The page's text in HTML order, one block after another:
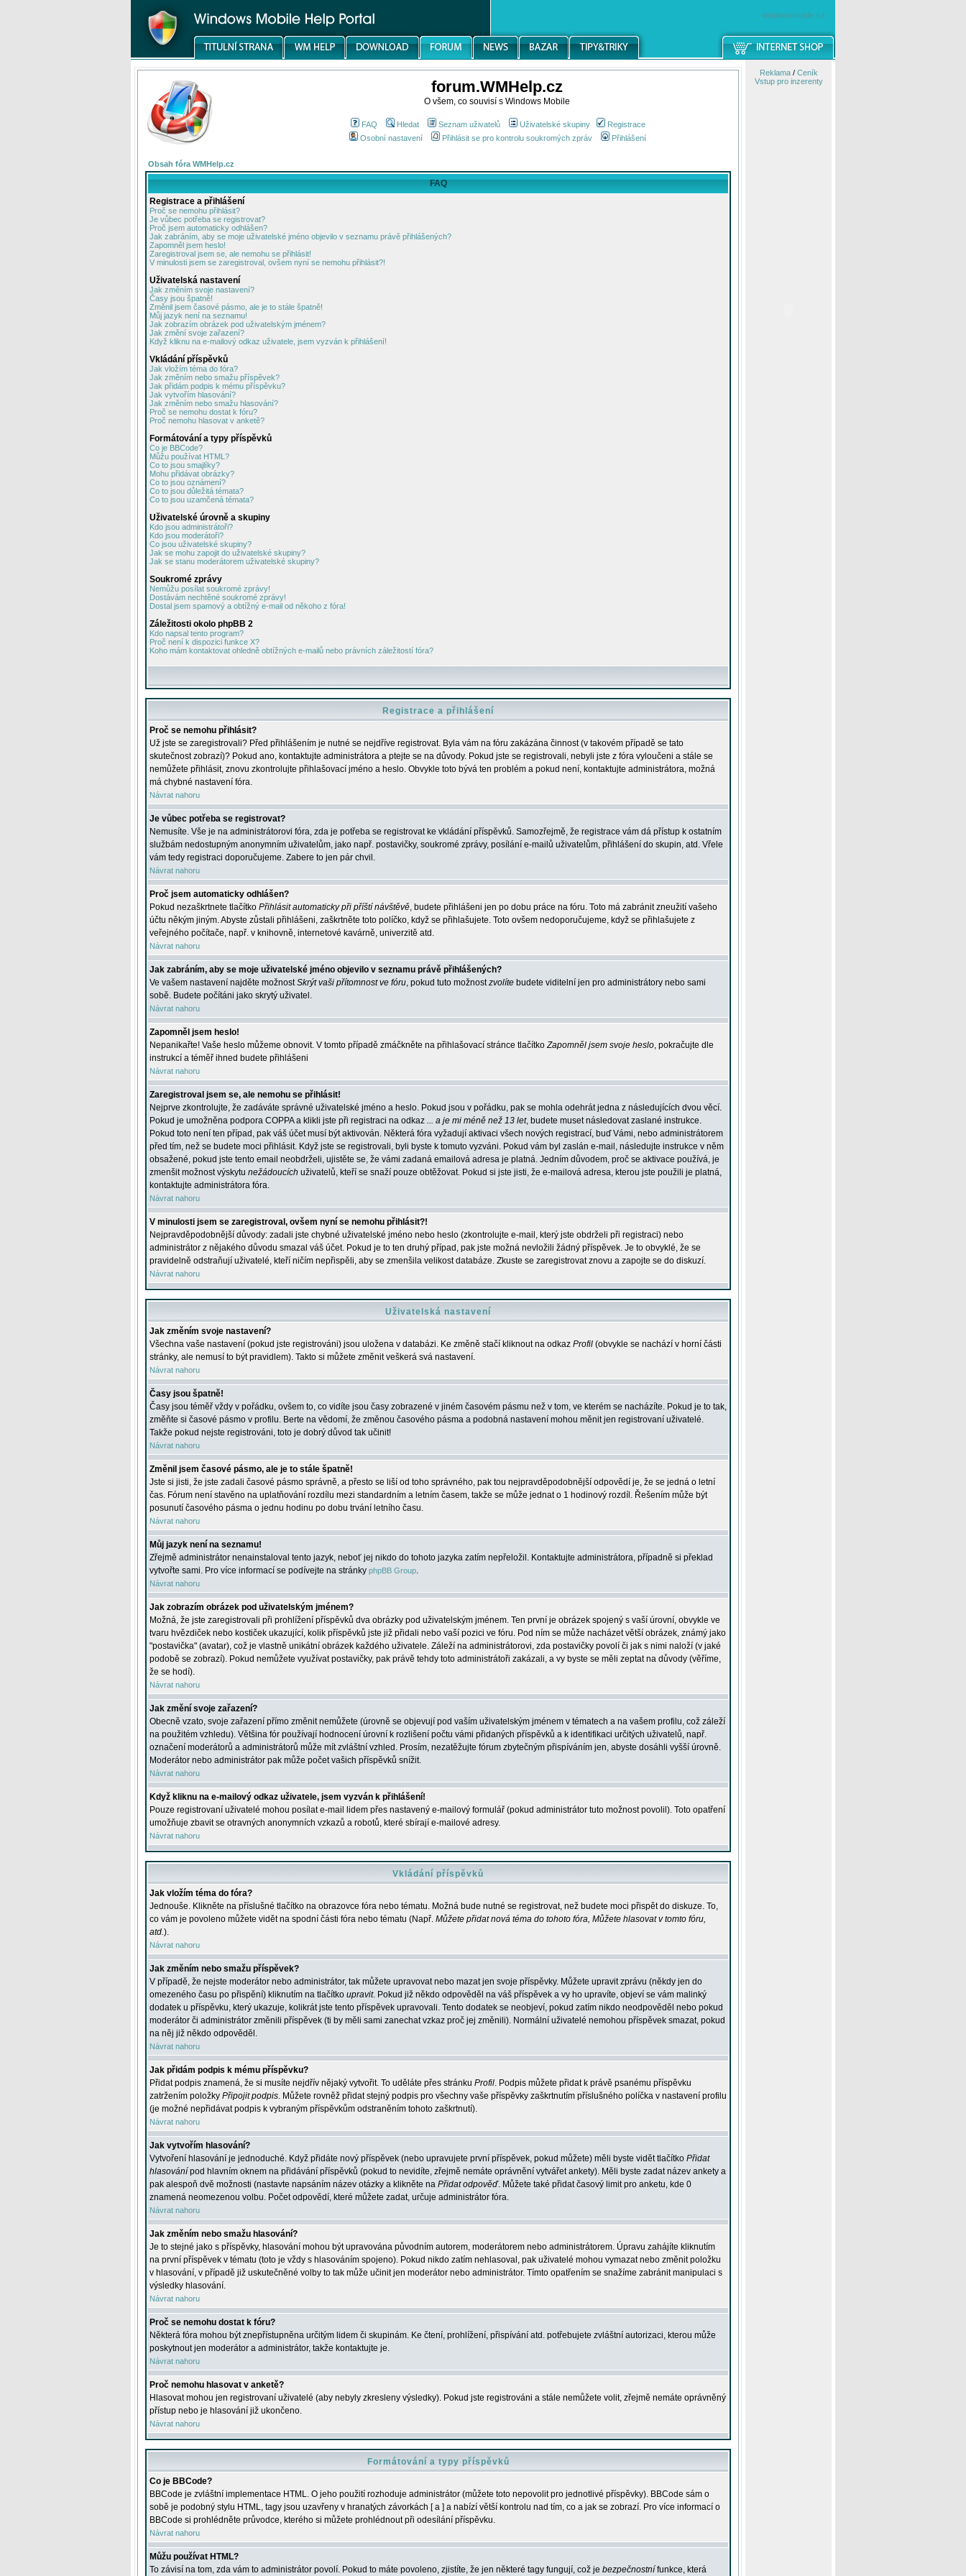
windowsmobile.cz
forum.WMHelp.cz
O všem, co souvisí s Windows Mobile
FAQ Hledat Seznam uživatelů Uživatelské skupiny
Registrace
Osobní nastavení
Přihlásit se pro kontrolu soukromých zpráv Přihlášení
Obsah fóra WMHelp.cz
FAQ
Registrace a přihlášení
Proč se nemohu přihlásit?
Je vůbec potřeba se registrovat?
Proč jsem automaticky odhlášen?
Jak zabráním, aby se moje uživatelské jméno objevilo v seznamu právě přihlášených?
Zapomněl jsem heslo!
Zaregistroval jsem se, ale nemohu se přihlásit!
V minulosti jsem se zaregistroval, ovšem nyní se nemohu přihlásit?!
Uživatelská nastavení
Jak změním svoje nastavení?
Časy jsou špatně!
Změnil jsem časové pásmo, ale je to stále špatně!
Můj jazyk není na seznamu!
Jak zobrazím obrázek pod uživatelským jménem?
Jak změní svoje zařazení?
Když kliknu na e-mailový odkaz uživatele, jsem vyzván k přihlášení!
Vkládání příspěvků
Jak vložím téma do fóra?
Jak změním nebo smažu příspěvek?
Jak přidám podpis k mému příspěvku?
Jak vytvořím hlasování?
Jak změním nebo smažu hlasování?
Proč se nemohu dostat k fóru?
Proč nemohu hlasovat v anketě?
Formátování a typy příspěvků
Co je BBCode?
Můžu používat HTML?
Co to jsou smajlíky?
Mohu přidávat obrázky?
Co to jsou oznámení?
Co to jsou důležitá témata?
Co to jsou uzamčená témata?
Uživatelské úrovně a skupiny
Kdo jsou administrátoři?
Kdo jsou moderátoři?
Co jsou uživatelské skupiny?
Jak se mohu zapojit do uživatelské skupiny?
Jak se stanu moderátorem uživatelské skupiny?
Soukromé zprávy
Nemůžu posílat soukromé zprávy!
Dostávám nechtěné soukromé zprávy!
Dostal jsem spamový a obtížný e-mail od někoho z fóra!
Záležitosti okolo phpBB 2
Kdo napsal tento program?
Proč není k dispozici funkce X?
Koho mám kontaktovat ohledně obtížných e-mailů nebo právních záležitostí fóra?
Registrace a přihlášení
Proč se nemohu přihlásit?
Už jste se zaregistrovali? Před přihlášením je nutné se nejdříve registrovat. Byla vám na fóru zakázána činnost (v takovém případě se tato
skutečnost zobrazí)? Pokud ano, kontaktujte administrátora a ptejte se na důvody. Pokud jste se registrovali, nebyli jste z fóra vyloučeni a stále se
nemůžete přihlásit, znovu zkontrolujte přihlašovací jméno a heslo. Obvykle toto bývá ten problém a pokud není, kontaktujte administrátora, možná
má chybné nastavení fóra.
Návrat nahoru
Je vůbec potřeba se registrovat?
Nemusíte. Vše je na administrátorovi fóra, zda je potřeba se registrovat ke vkládání příspěvků. Samozřejmě, že registrace vám dá přístup k ostatním
službám nedostupným anonymním uživatelům, jako např. postavičky, soukromé zprávy, posílání e-mailů uživatelům, přihlášení do skupin, atd. Vřele
vám tedy registraci doporučujeme. Zabere to jen pár chvil.
Návrat nahoru
Proč jsem automaticky odhlášen?
Pokud nezaškrtnete tlačítko Přihlásit automaticky při příští návštěvě, budete přihlášeni jen po dobu práce na fóru. Toto má zabránit zneužití vašeho
účtu někým jiným. Abyste zůstali přihlášeni, zaškrtněte toto políčko, když se přihlašujete. Toto ovšem nedoporučujeme, když se přihlašujete z
veřejného počítače, např. v knihovně, internetové kavárně, univerzitě atd.
Návrat nahoru
Jak zabráním, aby se moje uživatelské jméno objevilo v seznamu právě přihlášených?
Ve vašem nastavení najděte možnostSkrýt vaši přítomnost ve fóru, pokud tuto možnostzvolíte budete viditelní jen pro administrátory nebo sami
sobě. Budete počítáni jako skrytý uživatel.
Návrat nahoru
Zapomněl jsem heslo!
Nepanikařte! Vaše heslo můžeme obnovit. V tomto případě zmáčkněte na přihlašovací stránce tlačítkoZapomněl jsem svoje heslo, pokračujte dle
instrukcí a téměř ihned budete přihlášeni
Návrat nahoru
Zaregistroval jsem se, ale nemohu se přihlásit!
Nejprve zkontrolujte, že zadáváte správné uživatelské jméno a heslo. Pokud jsou v pořádku, pak se mohla odehrát jedna z následujících dvou věcí.
Pokud je umožněna podpora COPPA a klikli jste při registraci na odkaz ... a je mi méně než 13 let, budete muset následovat zaslané instrukce.
Pokud toto není ten případ, pak váš účet musí být aktivován. Některá fóra vyžadují aktivaci všech nových registrací, buď Vámi, nebo administrátorem
před tím, než se budete moci přihlásit. Když jste se registrovali, byli byste k tomuto vyzváni. Pokud vám byl zaslán e-mail, následujte instrukce v něm
obsažené, pokud jste tento email neobdrželi, ujistěte se, že vámi zadaná emailová adresa je platná. Jedním důvodem, proč se aktivace používá, je
zmenšit možnost výskytu nežádoucích uživatelů, kteří se snaží pouze obtěžovat. Pokud si jste jisti, že e-mailová adresa, kterou jste použili je platná,
kontaktujte administrátora fóra.
Návrat nahoru
V minulosti jsem se zaregistroval, ovšem nyní se nemohu přihlásit?!
Nejpravděpodobnější důvody: zadali jste chybné uživatelské jméno nebo heslo (zkontrolujte e-mail, který jste obdrželi při registraci) nebo
administrátor z nějakého důvodu smazal váš účet. Pokud je to ten druhý případ, pak jste možná nevložili žádný příspěvek. Je to obvyklé, že se
pravidelně odstraňují uživatelé, kteří ničím nepřispěli, aby se zmenšila velikost databáze. Zkuste se zaregistrovat znovu a zapojte se do diskuzí.
Návrat nahoru
Uživatelská nastavení
Jak změním svoje nastavení?
Všechna vaše nastavení (pokud jste registrováni) jsou uložena v databázi. Ke změně stačí kliknout na odkaz Profil (obvykle se nachází v horní části
stránky, ale nemusí to být pravidlem). Takto si můžete změnit veškerá svá nastavení.
Návrat nahoru
Časy jsou špatně!
Časy jsou téměř vždy v pořádku, ovšem to, co vidíte jsou časy zobrazené v jiném časovém pásmu než v tom, ve kterém se nacházíte. Pokud je to tak,
změňte si časové pásmo v profilu. Berte na vědomí, že změnou časového pásma a podobná nastavení mohou měnit jen registrovaní uživatelé.
Takže pokud nejste registrováni, toto je dobrý důvod tak učinit!
Návrat nahoru
Změnil jsem časové pásmo, ale je to stále špatně!
Jste si jisti, že jste zadali časové pásmo správně, a přesto se liší od toho správného, pak tou nejpravděpodobnější odpovědí je, že se jedná o letní
čas. Fórum není stavěno na uplatňování rozdílu mezi standardním a letním časem, takže se může jednat o 1 hodinový rozdíl. Řešením může být
posunutí časového pásma o jednu hodinu po dobu trvání letního času.
Návrat nahoru
Můj jazyk není na seznamu!
Zřejmě administrátor nenainstaloval tento jazyk, neboť jej nikdo do tohoto jazyka zatím nepřeložil. Kontaktujte administrátora, případně si překlad
vytvořte sami. Pro více informací se podívejte na stránky phpBB Group.
Návrat nahoru
Jak zobrazím obrázek pod uživatelským jménem?
Možná, že jste zaregistrovali při prohlížení příspěvků dva obrázky pod uživatelským jménem. Ten první je obrázek spojený s vaší úrovní, obvykle ve
tvaru hvězdiček nebo kostiček ukazující, kolik příspěvků jste již přidali nebo vaší pozici ve fóru. Pod ním se může nacházet větší obrázek, známý jako
"postavička" (avatar), což je vlastně unikátní obrázek každého uživatele. Záleží na administrátorovi, zda postavičky povolí či jak s nimi naloží (v jaké
podobě se zobrazí). Pokud nemůžete využívat postavičky, pak právě tehdy toto administrátoři zakázali, a vy byste se měli zeptat na důvody (věříme,
že se hodí).
Návrat nahoru
Jak změní svoje zařazení?
Obecně vzato, svoje zařazení přímo změnit nemůžete (úrovně se objevují pod vaším uživatelským jménem v tématech a na vašem profilu, což záleží
na použitém vzhledu). Většina fór používají hodnocení úrovní k rozlišení počtu vámi přidaných příspěvků a k identifikaci určitých uživatelů, např.
označení moderátorů a administrátorů může mít zvláštní vzhled. Prosím, nezatěžujte fórum zbytečným přispíváním jen, abyste dosáhli vyšší úrovně.
Moderátor nebo administrátor pak může počet vašich příspěvků snížit.
Návrat nahoru
Když kliknu na e-mailový odkaz uživatele, jsem vyzván k přihlášení!
Pouze registrovaní uživatelé mohou posílat e-mail lidem přes nastavený e-mailový formulář (pokud administrátor tuto možnost povolil). Toto opatření
umožňuje zbavit se otravných anonymních vzkazů a robotů, které sbírají e-mailové adresy.
Návrat nahoru
Vkládání příspěvků
Jak vložím téma do fóra?
Jednouše. Klikněte na příslušné tlačítko na obrazovce fóra nebo tématu. Možná bude nutné se registrovat, než budete moci přispět do diskuze. To,
co vám je povoleno můžete vidět na spodní části fóra nebo tématu (Např. Můžete přidat nová téma do tohoto fóra, Můžete hlasovat v tomto fóru,
atd.).
Návrat nahoru
Jak změním nebo smažu příspěvek?
V případě, že nejste moderátor nebo administrátor, tak můžete upravovat nebo mazat jen svoje příspěvky. Můžete upravit zprávu (někdy jen do
omezeného času po přispění) kliknutím na tlačítko upravit. Pokud již někdo odpověděl na váš příspěvek a vy ho upravíte, objeví se vám malinký
dodatek u příspěvku, který ukazuje, kolikrát jste tento příspěvek upravovali. Tento dodatek se neobjeví, pokud zatím nikdo neodpověděl nebo pokud
moderátor či administrátor změnili příspěvek (ti by měli sami zanechat vzkaz proč jej změnili). Normální uživatelé nemohou příspěvek smazat, pokud
na něj již někdo odpověděl.
Návrat nahoru
Jak přidám podpis k mému příspěvku?
Přidat podpis znamená, že si musíte nejdřív nějaký vytvořit. To uděláte přes stránku Profil. Podpis můžete přidat k právě psanému příspěvku
zatržením položky Připojit podpis. Můžete rovněž přidat stejný podpis pro všechny vaše příspěvky zaškrtnutím příslušného políčka v nastavení profilu
(je možné nepřidávat podpis k vybraným příspěvkům odstraněním tohoto zaškrtnutí).
Návrat nahoru
Jak vytvořím hlasování?
Vytvoření hlasování je jednoduché. Když přidáte nový příspěvek (nebo upravujete první příspěvek, pokud můžete) měli byste vidět tlačítko Přidat
hlasování pod hlavním oknem na přidávání příspěvků (pokud to nevidíte, zřejmě nemáte oprávnění vytvářet ankety). Měli byste zadat název ankety a
pak alespoň dvě možnosti (nastavte napsáním název otázky a klikněte na Přidat odpověď. Můžete také přidat časový limit pro anketu, kde 0
znamená neomezenou volbu. Počet odpovědí, které můžete zadat, určuje administrátor fóra.
Návrat nahoru
Jak změním nebo smažu hlasování?
Je to stejné jako s příspěvky, hlasování mohou být upravována původním autorem, moderátorem nebo administrátorem. Úpravu zahájíte kliknutím
na první příspěvek v tématu (toto je vždy s hlasováním spojeno). Pokud nikdo zatím nehlasoval, pak uživatelé mohou vymazat nebo změnit položku
v hlasování, v případě již uskutečněné volby to tak může učinit jen moderátor nebo administrátor. Tímto opatřením se snažíme zabránit manipulaci s
výsledky hlasování.
Návrat nahoru
Proč se nemohu dostat k fóru?
Některá fóra mohou být znepřístupněna určitým lidem či skupinám. Ke čtení, prohlížení, přispívání atd. potřebujete zvláštní autorizaci, kterou může
poskytnout jen moderátor a administrátor, takže kontaktujte je.
Návrat nahoru
Proč nemohu hlasovat v anketě?
Hlasovat mohou jen registrovaní uživatelé (aby nebyly zkresleny výsledky). Pokud jste registrováni a stále nemůžete volit, zřejmě nemáte oprávněný
přístup nebo je hlasování již ukončeno.
Návrat nahoru
Formátování a typy příspěvků
Co je BBCode?
BBCode je zvláštní implementace HTML. O jeho použití rozhoduje administrátor (můžete toto nepovolit pro jednotlivé příspěvky). BBCode sám o
sobě je podobný stylu HTML, tagy jsou uzavřeny v hranatých závorkách [ a ] a nabízí větší kontrolu nad tím, co a jak se zobrazí. Pro více informací o
BBCode si prohlédněte průvodce, kterého si můžete prohlédnout při odesílání příspěvku.
Návrat nahoru
Můžu používat HTML?
To závisí na tom, zda vám to administrátor povolí. Pokud to máte povoleno, zjistíte, že jen některé tagy fungují, což je bezpečnostní funkce, která
Reklama/ Ceník
Vstup pro inzerenty